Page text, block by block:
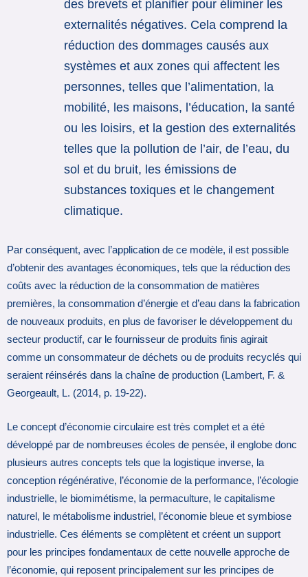
des brevets et planifier pour éliminer les
externalités négatives. Cela comprend la
réduction des dommages causés aux
systèmes et aux zones qui affectent les
personnes, telles que l’alimentation, la
mobilité, les maisons, l’éducation, la santé
ou les loisirs, et la gestion des externalités
telles que la pollution de l’air, de l’eau, du
sol et du bruit, les émissions de
substances toxiques et le changement
climatique.
Par conséquent, avec l’application de ce modèle, il est possible
d’obtenir des avantages économiques, tels que la réduction des
coûts avec la réduction de la consommation de matières
premières, la consommation d’énergie et d’eau dans la fabrication
de nouveaux produits, en plus de favoriser le développement du
secteur productif, car le fournisseur de produits finis agirait
comme un consommateur de déchets ou de produits recyclés qui
seraient réinsérés dans la chaîne de production (Lambert, F. &
Georgeault, L. (2014, p. 19-22).
Le concept d’économie circulaire est très complet et a été
développé par de nombreuses écoles de pensée, il englobe donc
plusieurs autres concepts tels que la logistique inverse, la
conception régénérative, l’économie de la performance, l’écologie
industrielle, le biomimétisme, la permaculture, le capitalisme
naturel, le métabolisme industriel, l’économie bleue et symbiose
industrielle. Ces éléments se complètent et créent un support
pour les principes fondamentaux de cette nouvelle approche de
l’économie, qui reposent principalement sur les principes de